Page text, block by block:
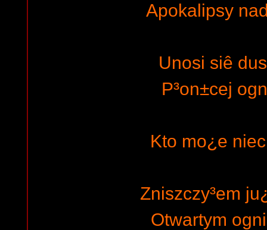
Apokalipsy
Unosi siê
P³on±cej
Kto mo¿e
Zniszczy³em
Otwartym